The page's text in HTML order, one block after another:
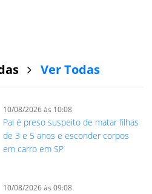
Ver Todas
10/08/2026 às 10:08
Pai é preso suspeito de matar filhas
de 3 e 5 anos e esconder corpos
em carro em SP
10/08/2026 às 09:08